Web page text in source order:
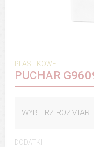
PLASTIKOWE
PUCHAR
WYBIERZ ROZMIAR:
DODATKI